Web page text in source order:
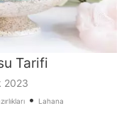
Tarifi
2023
• Lahana